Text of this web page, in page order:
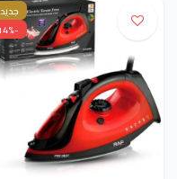
جديد
-14%